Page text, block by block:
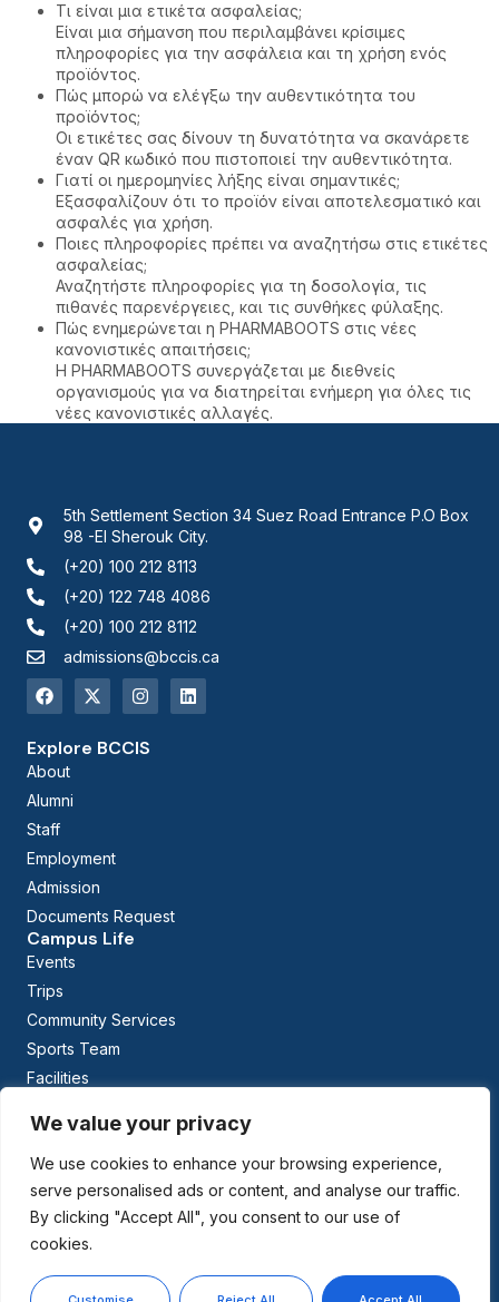
We value your privacy
We use cookies to enhance your browsing experience,
serve personalised ads or content, and analyse our traffic.
By clicking "Accept All", you consent to our use of
cookies.
Τι είναι μια ετικέτα ασφαλείας;
Είναι μια σήμανση που περιλαμβάνει κρίσιμες
πληροφορίες για την ασφάλεια και τη χρήση ενός
προϊόντος.
Πώς μπορώ να ελέγξω την αυθεντικότητα του
προϊόντος;
Οι ετικέτες σας δίνουν τη δυνατότητα να σκανάρετε
έναν QR κωδικό που πιστοποιεί την αυθεντικότητα.
Γιατί οι ημερομηνίες λήξης είναι σημαντικές;
Εξασφαλίζουν ότι το προϊόν είναι αποτελεσματικό και
ασφαλές για χρήση.
Ποιες πληροφορίες πρέπει να αναζητήσω στις ετικέτες
ασφαλείας;
Αναζητήστε πληροφορίες για τη δοσολογία, τις
πιθανές παρενέργειες, και τις συνθήκες φύλαξης.
Πώς ενημερώνεται η PHARMABOOTS στις νέες
κανονιστικές απαιτήσεις;
Η PHARMABOOTS συνεργάζεται με διεθνείς
οργανισμούς για να διατηρείται ενήμερη για όλες τις
νέες κανονιστικές αλλαγές.
5th Settlement Section 34 Suez Road Entrance P.O Box
98 -El Sherouk City.
(+20) 100 212 8113
(+20) 122 748 4086
(+20) 100 212 8112
admissions@bccis.ca
Explore BCCIS
About
Alumni
Staff
Employment
Admission
Documents Request
Campus Life
Events
Trips
Community Services
Sports Team
Facilities
Curriculum
The British Columbia Curriculum
Arabic Studies
Managed By: